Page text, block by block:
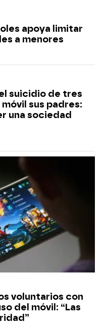
apoya limitar
a menores
suicidio de tres
sus padres:
una sociedad
voluntarios con
del móvil: “Las